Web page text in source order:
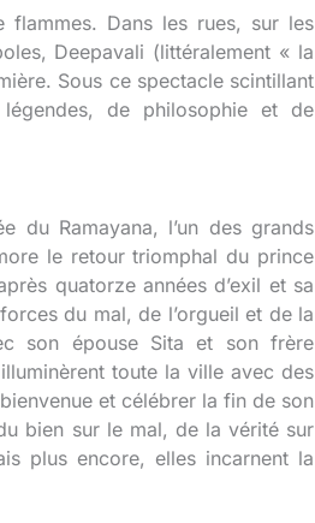
flammes. Dans les rues, sur les
Deepavali (littéralement « la
Sous ce spectacle scintillant
de philosophie et de
du Ramayana, l’un des grands
le retour triomphal du prince
quatorze années d’exil et sa
du mal, de l’orgueil et de la
son épouse Sita et son frère
toute la ville avec des
et célébrer la fin de son
bien sur le mal, de la vérité sur
plus encore, elles incarnent la